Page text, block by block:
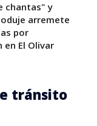
chantas" y
arremete
por
El Olivar
tránsito